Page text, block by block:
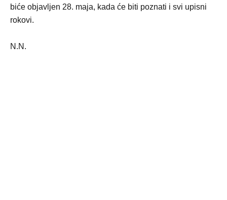
biće objavljen 28. maja, kada će biti poznati i svi upisni
rokovi.
N.N.